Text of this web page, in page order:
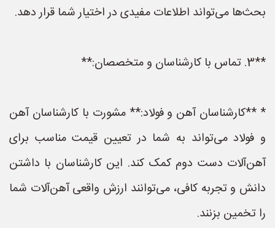
بحث‌ها می‌تواند اطلاعات مفیدی در اختیار شما قرار دهد.
**3. تماس با کارشناسان و متخصصان:**
* **کارشناسان آهن و فولاد:** مشورت با کارشناسان آهن
و فولاد می‌تواند به شما در تعیین قیمت مناسب برای
آهن‌آلات دست دوم کمک کند. این کارشناسان با داشتن
دانش و تجربه کافی، می‌توانند ارزش واقعی آهن‌آلات شما
را تخمین بزنند.